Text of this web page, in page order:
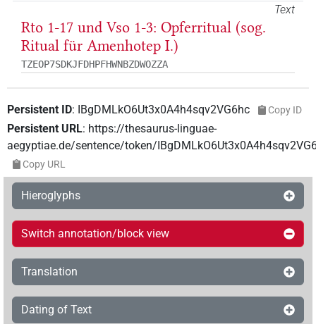
Text
Rto 1-17 und Vso 1-3: Opferritual (sog.
Ritual für Amenhotep I.)
TZEOP7SDKJFDHPFHWNBZDWOZZA
Persistent ID: IBgDMLkO6Ut3x0A4h4sqv2VG6hc Copy ID
Persistent URL: https://thesaurus-linguae-
aegyptiae.de/sentence/token/
Copy URL
Hieroglyphs
Switch annotation/block view
Translation
Dating of Text